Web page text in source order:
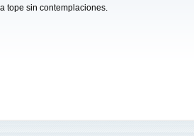
tope sin contemplaciones.